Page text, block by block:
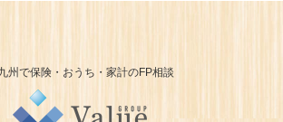
州で保険・おうち・家計のFP相談